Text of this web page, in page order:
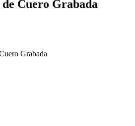
Cuero Grabada
Grabada